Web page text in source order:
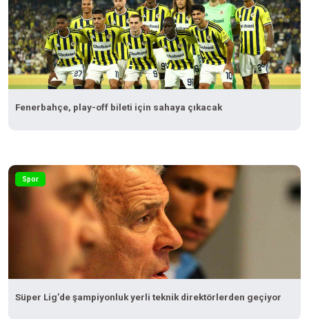
Fenerbahçe, play-off bileti için sahaya çıkacak
Spor
Süper Lig’de şampiyonluk yerli teknik direktörlerden geçiyor